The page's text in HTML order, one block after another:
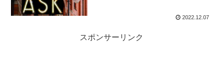
2022.12.07
スポンサーリンク